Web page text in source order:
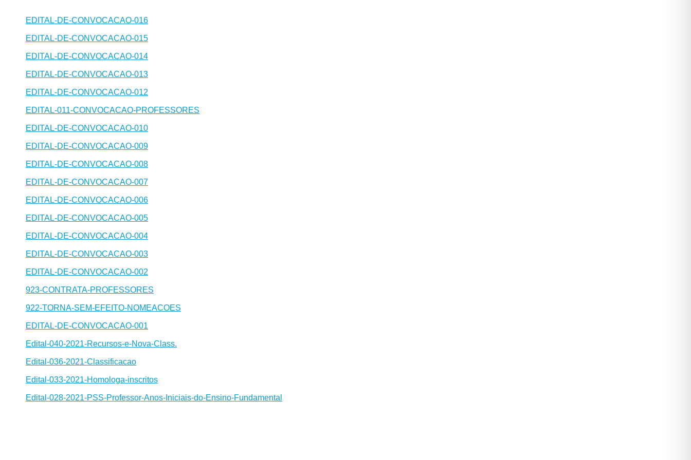
EDITAL-DE-CONVOCACAO-016
EDITAL-DE-CONVOCACAO-015
EDITAL-DE-CONVOCACAO-014
EDITAL-DE-CONVOCACAO-013
EDITAL-DE-CONVOCACAO-012
EDITAL-011-CONVOCACAO-PROFESSORES
EDITAL-DE-CONVOCACAO-010
EDITAL-DE-CONVOCACAO-009
EDITAL-DE-CONVOCACAO-008
EDITAL-DE-CONVOCACAO-007
EDITAL-DE-CONVOCACAO-006
EDITAL-DE-CONVOCACAO-005
EDITAL-DE-CONVOCACAO-004
EDITAL-DE-CONVOCACAO-003
EDITAL-DE-CONVOCACAO-002
923-CONTRATA-PROFESSORES
922-TORNA-SEM-EFEITO-NOMEACOES
EDITAL-DE-CONVOCACAO-001
Edital-040-2021-Recursos-e-Nova-Class.
Edital-036-2021-Classificacao
Edital-033-2021-Homologa-inscritos
Edital-028-2021-PSS-Professor-Anos-Iniciais-do-Ensino-Fundamental